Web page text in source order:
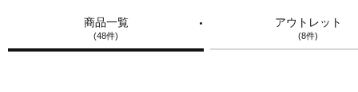
商品一覧
(48件)
アウトレット
(8件)